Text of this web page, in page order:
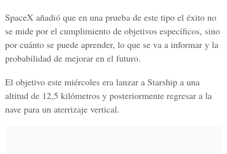
SpaceX añadió que en una prueba de este tipo el éxito no
se mide por el cumplimiento de objetivos específicos, sino
por cuánto se puede aprender, lo que se va a informar y la
probabilidad de mejorar en el futuro.
El objetivo este miércoles era lanzar a Starship a una
altitud de 12,5 kilómetros y posteriormente regresar a la
nave para un aterrizaje vertical.